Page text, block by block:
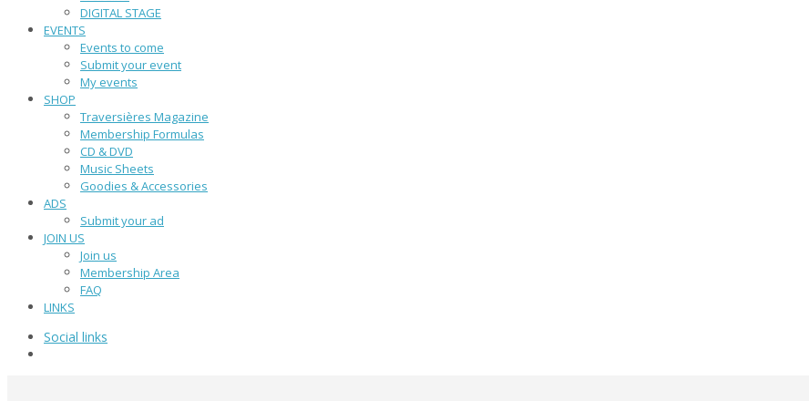
DIGITAL STAGE
EVENTS
Events to come
Submit your event
My events
SHOP
Traversières Magazine
Membership Formulas
CD & DVD
Music Sheets
Goodies & Accessories
ADS
Submit your ad
JOIN US
Join us
Membership Area
FAQ
LINKS
Social links